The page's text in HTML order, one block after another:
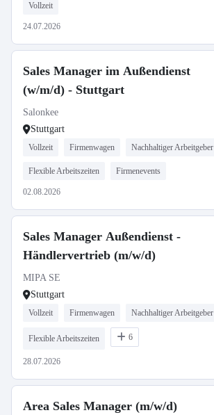
Vollzeit
24.07.2026
Sales Manager im Außendienst
(w/m/d) - Stuttgart
Salonkee
Stuttgart
Vollzeit Firmenwagen Nachhaltiger Arbeitgeber
Flexible Arbeitszeiten Firmenevents
02.08.2026
Sales Manager Außendienst -
Händlervertrieb (m/w/d)
MIPA SE
Stuttgart
Vollzeit Firmenwagen Nachhaltiger Arbeitgeber
Flexible Arbeitszeiten 6
28.07.2026
Area Sales Manager (m/w/d)